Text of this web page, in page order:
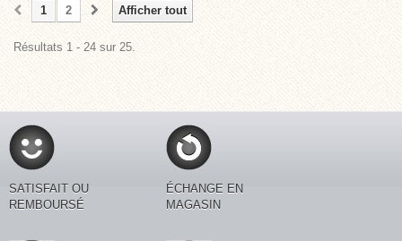
Afficher tout
1 2
Résultats 1 - 24 sur 25.
SATISFAIT OU
REMBOURSÉ
ÉCHANGE EN
MAGASIN